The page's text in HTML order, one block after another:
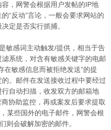
，网警会根据用户发帖的IP地
“反动”言论，一般会要求网站的
定是否实行抓捕。
敏感词主动触发/提供，相当于告
系统，对含有敏感关键字的电邮
敏感信息而被拒绝发送”的提
。邮件在发送接收过程中要经过
自动扫描，收发双方的邮箱地
协助监控，再或案发后要求提取
某些国外的电子邮件，网警会根
则会破解加密的邮件。